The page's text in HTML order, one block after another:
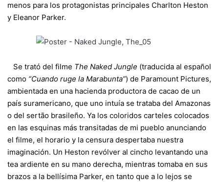
menos para los protagonistas principales Charlton Heston
y Eleanor Parker.
Se trató del filme The Naked Jungle (traducida al español
como “Cuando ruge la Marabunta”) de Paramount Pictures,
ambientada en una hacienda productora de cacao de un
país suramericano, que uno intuía se trataba del Amazonas
o del sertão brasileño. Ya los coloridos carteles colocados
en las esquinas más transitadas de mi pueblo anunciando
el filme, el horario y la censura despertaba nuestra
imaginación. Un Heston revólver al cincho levantando una
tea ardiente en su mano derecha, mientras tomaba en sus
brazos a la bellísima Parker, en tanto que a lo lejos se